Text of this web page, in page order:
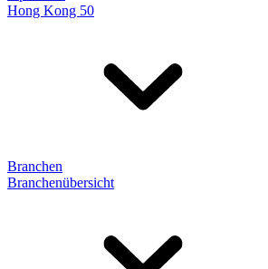
Hong Kong 50
Branchen
Branchenübersicht